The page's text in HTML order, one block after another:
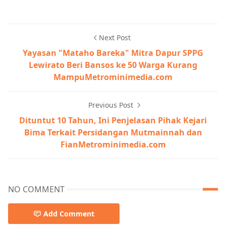
Next Post
Yayasan "Mataho Bareka" Mitra Dapur SPPG
Lewirato Beri Bansos ke 50 Warga Kurang
MampuMetrominimedia.com
Previous Post
Dituntut 10 Tahun, Ini Penjelasan Pihak Kejari
Bima Terkait Persidangan Mutmainnah dan
FianMetrominimedia.com
NO COMMENT
Add Comment